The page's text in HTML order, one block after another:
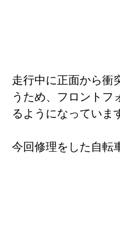
走行中に正面から衝
うため、フロントフ
るようになっていま
今回修理をした自転